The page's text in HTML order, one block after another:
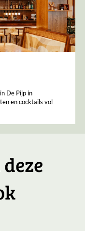
De Pijp in
en cocktails vol